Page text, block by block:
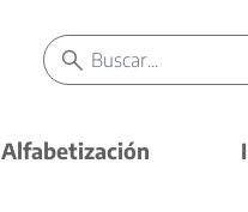
Alfabetización